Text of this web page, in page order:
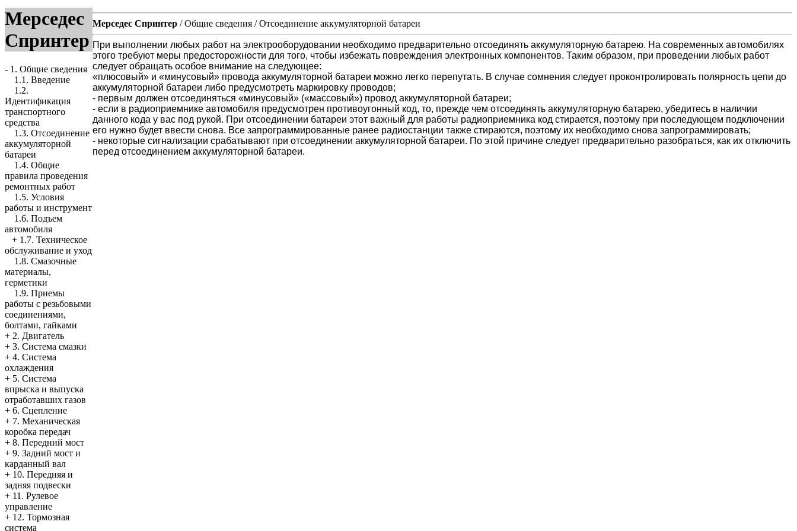
Мерседес
Спринтер
- 1. Общие сведения
1.1. Введение
1.2.
Идентификация
транспортного
средства
1.3. Отсоединение
аккумуляторной
батареи
1.4. Общие
правила проведения
ремонтных работ
1.5. Условия
работы и инструмент
1.6. Подъем
автомобиля
+ 1.7. Техническое
обслуживание и уход
1.8. Смазочные
материалы,
герметики
1.9. Приемы
работы с резьбовыми
соединениями,
болтами, гайками
+ 2. Двигатель
+ 3. Система смазки
+ 4. Система
охлаждения
+ 5. Система
впрыска и выпуска
отработавших газов
+ 6. Сцепление
+ 7. Механическая
коробка передач
+ 8. Передний мост
+ 9. Задний мост и
карданный вал
+ 10. Передняя и
задняя подвески
+ 11. Рулевое
управление
+ 12. Тормозная
система
Мерседес Спринтер /Общие сведения /Отсоединение аккумуляторной батареи
При выполнении любых работ на электрооборудовании необходимо предварительно отсоединять аккумуляторную батарею. На современных автомобилях
этого требуют меры предосторожности для того, чтобы избежать повреждения электронных компонентов. Таким образом, при проведении любых работ
следует обращать особое внимание на следующее:
«плюсовый» и «минусовый» провода аккумуляторной батареи можно легко перепутать. В случае сомнения следует проконтролировать полярность цепи до
аккумуляторной батареи либо предусмотреть маркировку проводов;
- первым должен отсоединяться «минусовый» («массовый») провод аккумуляторной батареи;
- если в радиоприемнике автомобиля предусмотрен противоугонный код, то, прежде чем отсоединять аккумуляторную батарею, убедитесь в наличии
данного кода у вас под рукой. При отсоединении батареи этот важный для работы радиоприемника код стирается, поэтому при последующем подключении
его нужно будет ввести снова. Все запрограммированные ранее радиостанции также стираются, поэтому их необходимо снова запрограммировать;
- некоторые сигнализации срабатывают при отсоединении аккумуляторной батареи. По этой причине следует предварительно разобраться, как их отключить
перед отсоединением аккумуляторной батареи.